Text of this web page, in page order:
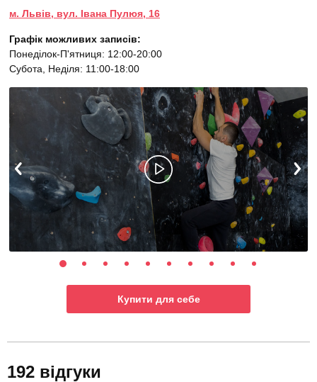
м. Львів, вул. Івана Пулюя, 16
Графік можливих записів:
Понеділок-П'ятниця: 12:00-20:00
Субота, Неділя: 11:00-18:00
Купити для себе
192 відгуки